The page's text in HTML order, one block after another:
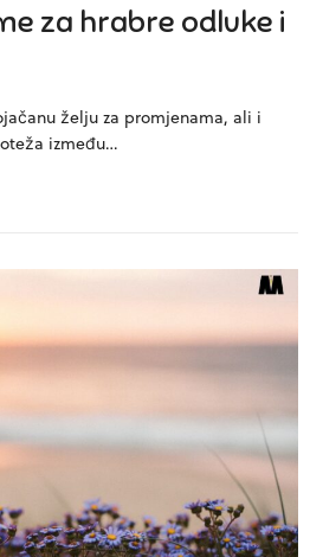
za hrabre odluke i
želju za promjenama, ali i
između…